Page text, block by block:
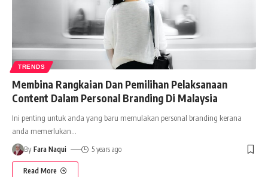
TRENDS
Membina Rangkaian Dan Pemilihan Pelaksanaan
Content Dalam Personal Branding Di Malaysia
Ini penting untuk anda yang baru memulakan personal branding kerana
anda memerlukan
By Fara Naqui 5 years ago
Read More